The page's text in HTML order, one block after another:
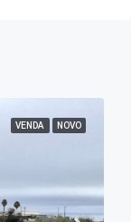
VENDA NOVO